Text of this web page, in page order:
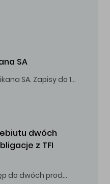
SA
Trwa skup akcji spółki Wikana SA. Zapisy do 14.08.2026 r. do godz. 16.00.
dwóch
z TFI
Inwestorzy zyskali dostęp do dwóch produktów umożliwiających inwestowanie w obligacje skarbowe.